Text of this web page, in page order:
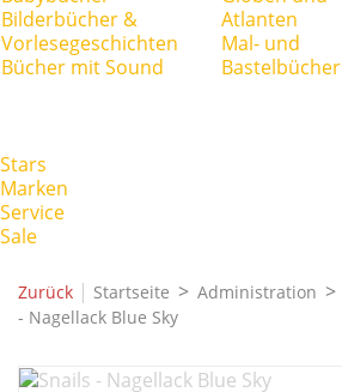
Bilderbücher &
Vorlesegeschichten
Bücher mit Sound
Atlanten
Mal- und
Bastelbücher
Stars
Marken
Service
Sale
Zurück | Startseite Administration
- Nagellack Blue Sky